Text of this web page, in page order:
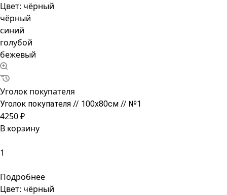
Цвет: чёрный
чёрный
синий
голубой
бежевый
Уголок покупателя
Уголок покупателя // 100х80см // №1
4250 ₽
В корзину
Подробнее
Цвет: чёрный